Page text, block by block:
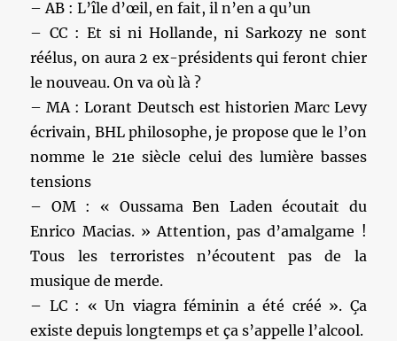
– AB : L’île d’œil, en fait, il n’en a qu’un
– CC : Et si ni Hollande, ni Sarkozy ne sont
réélus, on aura 2 ex-présidents qui feront chier
le nouveau. On va où là ?
– MA : Lorant Deutsch est historien Marc Levy
écrivain, BHL philosophe, je propose que le l’on
nomme le 21e siècle celui des lumière basses
tensions
– OM : « Oussama Ben Laden écoutait du
Enrico Macias. » Attention, pas d’amalgame !
Tous les terroristes n’écoutent pas de la
musique de merde.
– LC : « Un viagra féminin a été créé ». Ça
existe depuis longtemps et ça s’appelle l’alcool.